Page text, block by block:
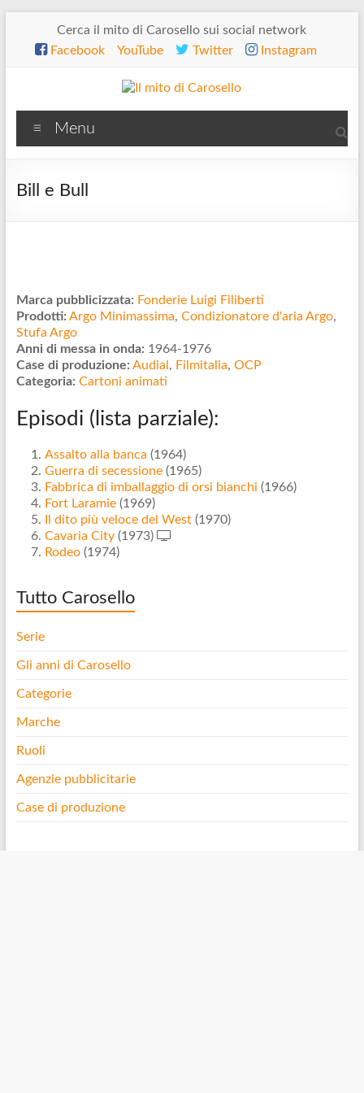
contenuto
Cerca il mito di Carosello sui social network
Facebook
YouTube Twitter Instagram
Il
mito
di
Menu
Bill e Bull
Marca pubblicizzata: Fonderie Luigi Filiberti
Prodotti: Argo Minimassima, Condizionatore d'aria Argo,
Stufa Argo
Anni di messa in onda: 1964-1976
Case di produzione: Audial , Filmitalia, OCP
Categoria: Cartoni animati
Episodi (lista parziale):
Assalto alla banca (1964)
Guerra di secessione(1965)
Fabbrica di imballaggio di orsi bianchi (1966)
Fort Laramie(1969)
Il dito più veloce del West(1970)
Cavaria City(1973)
Rodeo(1974)
Tutto Carosello
Serie
Gli anni di Carosello
Categorie
Marche
Ruoli
Agenzie pubblicitarie
Case di produzione